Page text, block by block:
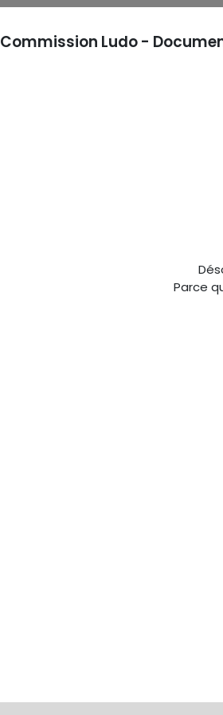
Commission Ludo -
Parce